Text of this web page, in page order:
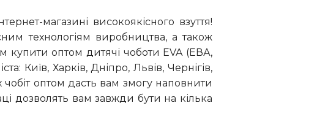
магазині високоякісного взуття!
технологіям виробництва, а також
купити оптом дитячі чоботи EVA (ЕВА,
Київ, Харків, Дніпро, Львів, Чернігів,
оптом дасть вам змогу наповнити
дозволять вам завжди бути на кілька